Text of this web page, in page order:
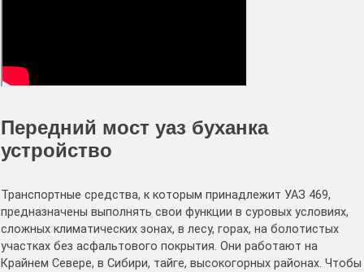
Передний мост уаз буханка
устройство
Транспортные средства, к которым принадлежит УАЗ 469,
предназначены выполнять свои функции в суровых условиях,
сложных климатических зонах, в лесу, горах, на болотистых
участках без асфальтового покрытия. Они работают на
Крайнем Севере, в Сибири, тайге, высокогорных районах. Чтобы